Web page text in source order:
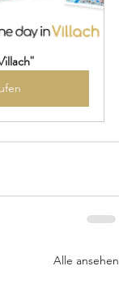
Alle ansehen